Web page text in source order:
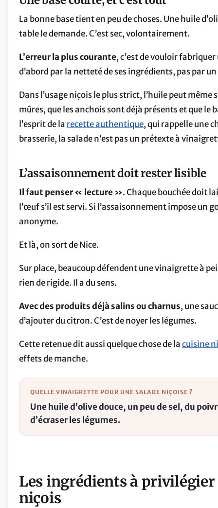
La bonne base tient en peu de choses. Une huile
table le demande. C’est sec, volontairement.
L’erreur la plus courante, c’est de vouloir
d’abord par la netteté de ses ingrédients, pas par
Dans l’usage niçois le plus strict, l’huile peut
mûres, que les anchois sont déjà présents et que
l’esprit de la recette authentique, qui rappelle une
brasserie, la salade n’est pas un prétexte à
L’assaisonnement doit rester lisible
Il faut penser « lecture ». Chaque bouchée doit
l’œuf s’il est servi. Si l’assaisonnement impose un
anonyme.
Et là, on sort de Nice.
Sur place, beaucoup défendent une vinaigrette à
rien de rigide. Il a du sens.
Avec des produits déjà salins ou charnus, une
d’ajouter du citron. C’est de noyer les légumes.
Cette retenue dit aussi quelque chose de lacuisine
effets de manche.
QUELLE VINAIGRETTE POUR UNE SALADE NIÇOISE ?
Une huile d’olive douce, un peu de sel, du
d’écraser les légumes.
Les ingrédients à
niçois